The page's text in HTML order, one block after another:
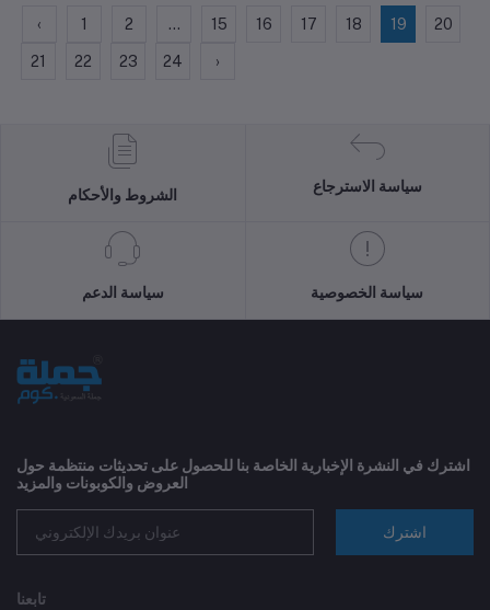
‹ 1 2 ... 15 16 17 18 19 20
21 22 23 24 ›
الشروط والأحكام
سياسة الاسترجاع
سياسة الدعم سياسة الخصوصية
اشترك في النشرة الإخبارية الخاصة بنا للحصول على تحديثات منتظمة حول
العروض والكوبونات والمزيد
اشترك
تابعنا